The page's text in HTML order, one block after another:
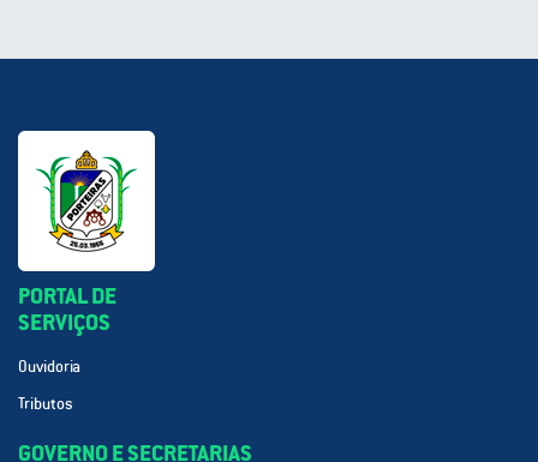
PORTAL DE
SERVIÇOS
Ouvidoria
Tributos
GOVERNO E SECRETARIAS